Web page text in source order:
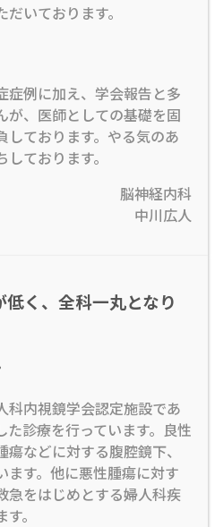
いております。
症例に加え、学会報告と多
が、医師としての基礎を固
しております。やる気のあ
ております。
脳神経内科
中川広人
く、全科一丸となり
科内視鏡学会認定施設であ
た診療を行っています。良性
などに対する腹腔鏡下、
ます。他に悪性腫瘍に対す
急をはじめとする婦人科疾
。